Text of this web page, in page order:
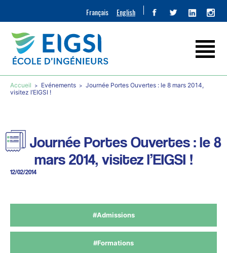
Français English
Accueil Evénements
Journée Portes Ouvertes : le 8 mars 2014,
visitez l’EIGSI !
Journée Portes Ouvertes : le 8
mars 2014, visitez l’EIGSI !
12/02/2014
#Admissions
#Formations